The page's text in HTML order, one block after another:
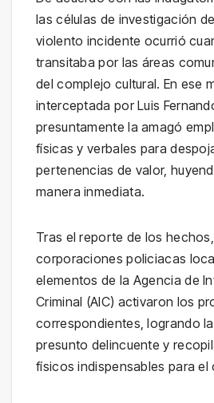
las células de investigación
violento incidente ocurrió
transitaba por las áreas
del complejo cultural. En ese
interceptada por Luis
presuntamente la amagó
físicas y verbales para
pertenencias de valor,
manera inmediata.
Tras el reporte de los
corporaciones policiacas
elementos de la Agencia de
Criminal (AIC) activaron los
correspondientes, logrando
presunto delincuente y
físicos indispensables para el